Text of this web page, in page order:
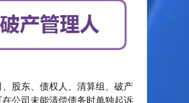
股东、债权人、清算组、破产
公司未能清偿债务时单独起诉